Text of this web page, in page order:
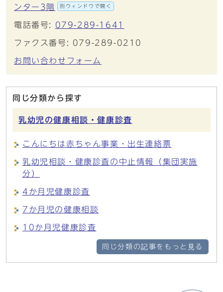
ンター3階
別ウィンドウで開く
電話番号: 079-289-1641
ファクス番号: 079-289-0210
お問い合わせフォーム
同じ分類から探す
乳幼児の健康相談・健康診査
こんにちは赤ちゃん事業・出生連絡票
乳幼児相談・健康診査の中止情報（集団実施
分）
4か月児健康診査
7か月児の健康相談
10か月児健康診査
同じ分類の記事をもっと見る